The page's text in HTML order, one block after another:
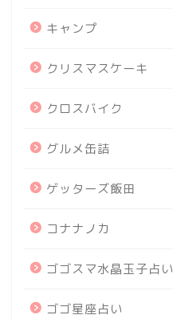
キャンプ
クリスマスケーキ
クロスバイク
グルメ缶詰
ゲッターズ飯田
コナナノカ
ゴゴスマ水晶玉子占い
ゴゴ星座占い